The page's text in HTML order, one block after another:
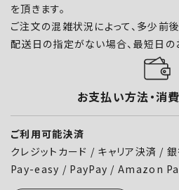
を頂きます。
ご注文の混雑状況によって、多少前
配送日の指定がない場合、最短日の
お支払い方法・消
ご利用可能決済
クレジットカード / キャリア決済 /
Pay-easy / PayPay / Amazon